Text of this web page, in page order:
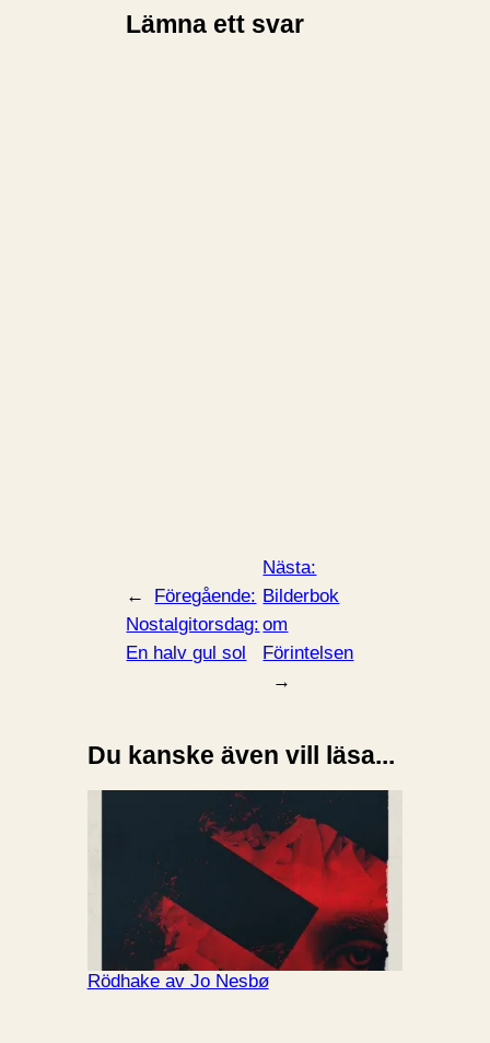
Lämna ett svar
←
Föregående:
Nostalgitorsdag:
En halv gul sol
Nästa:
Bilderbok
om
Förintelsen
→
Du kanske även vill läsa...
Rödhake av Jo Nesbø